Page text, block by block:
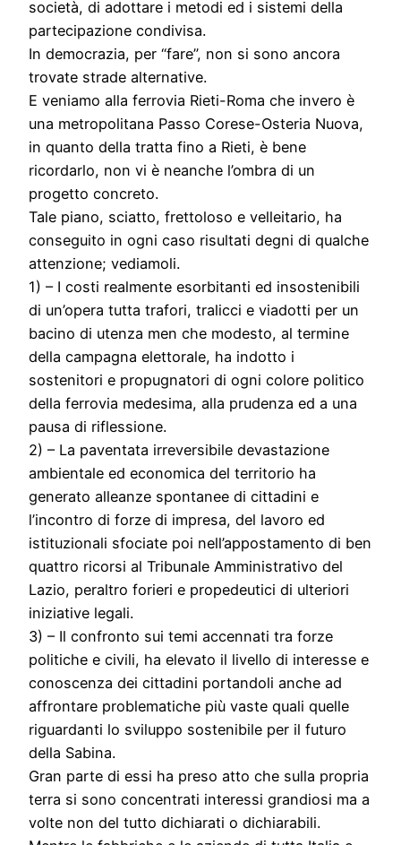
società, di adottare i metodi ed i sistemi della
partecipazione condivisa.
In democrazia, per “fare”, non si sono ancora
trovate strade alternative.
E veniamo alla ferrovia Rieti-Roma che invero è
una metropolitana Passo Corese-Osteria Nuova,
in quanto della tratta fino a Rieti, è bene
ricordarlo, non vi è neanche l’ombra di un
progetto concreto.
Tale piano, sciatto, frettoloso e velleitario, ha
conseguito in ogni caso risultati degni di qualche
attenzione; vediamoli.
1) – I costi realmente esorbitanti ed insostenibili
di un’opera tutta trafori, tralicci e viadotti per un
bacino di utenza men che modesto, al termine
della campagna elettorale, ha indotto i
sostenitori e propugnatori di ogni colore politico
della ferrovia medesima, alla prudenza ed a una
pausa di riflessione.
2) – La paventata irreversibile devastazione
ambientale ed economica del territorio ha
generato alleanze spontanee di cittadini e
l’incontro di forze di impresa, del lavoro ed
istituzionali sfociate poi nell’appostamento di ben
quattro ricorsi al Tribunale Amministrativo del
Lazio, peraltro forieri e propedeutici di ulteriori
iniziative legali.
3) – Il confronto sui temi accennati tra forze
politiche e civili, ha elevato il livello di interesse e
conoscenza dei cittadini portandoli anche ad
affrontare problematiche più vaste quali quelle
riguardanti lo sviluppo sostenibile per il futuro
della Sabina.
Gran parte di essi ha preso atto che sulla propria
terra si sono concentrati interessi grandiosi ma a
volte non del tutto dichiarati o dichiarabili.